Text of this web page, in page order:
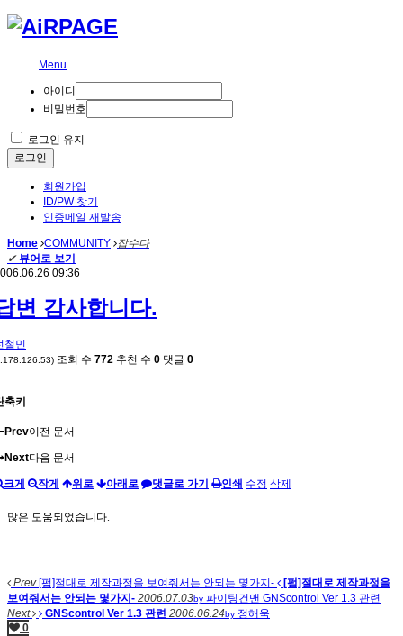
Menu
아이디
비밀번호
로그인 유지
로그인
회원가입
ID/PW 찾기
인증메일 재발송
Home COMMUNITY
잡수다
✔ 뷰어로 보기
09:36
변 감사합니다.
철민
조회 수 772 추천 수 0 댓글 0
축키
Prev이전 문서
Next다음 문서
크게 작게 위로 아래로 댓글로 가기 인쇄 수정 삭제
많은 도움되었습니다.
Prev[펌]절대로 제작과정을 보여줘서는 안되는 몇가지-
[펌]절대로 제작과정을
보여줘서는 안되는 몇가지- 2006.07.03by 파이팅건맨 GNScontrol Ver 1.3 관련
Next
GNScontrol Ver 1.3 관련 2006.06.24by 정해욱
0